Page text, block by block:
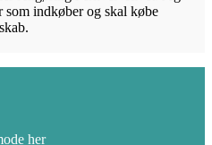
som indkøber og skal købe
her